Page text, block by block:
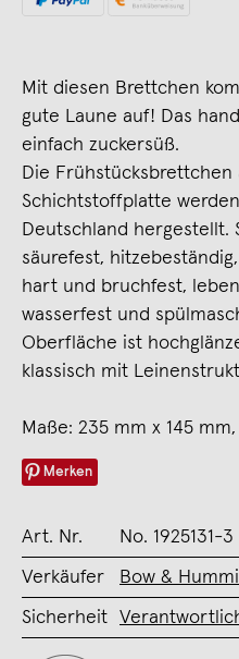
Mit diesen Brettchen
gute Laune auf! Das
einfach zuckersüß.
Die
Schichtstoffplatte
Deutschland hergestellt.
säurefest,
hart und bruchfest,
wasserfest und
Oberfläche ist
klassisch mit
Maße: 235 mm x 145
Merken
Art. Nr. No. 1925131-3
Verkäufer Bow &
Sicherheit